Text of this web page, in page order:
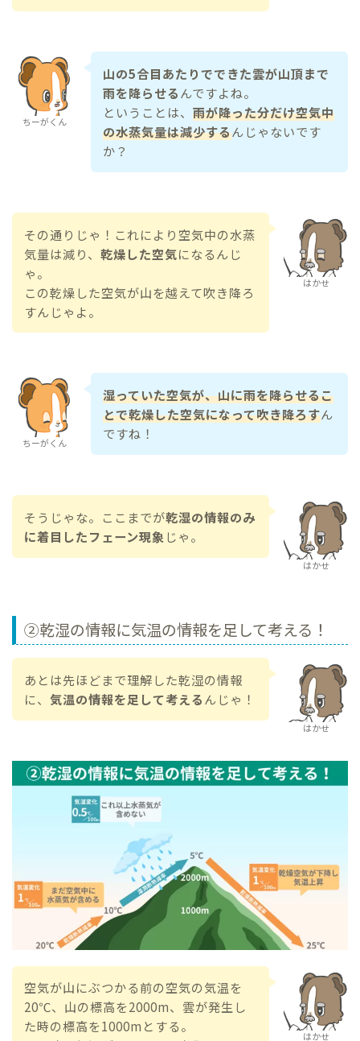
ちーがくん
山の5合目あたりでできた雲が山頂まで
雨を降らせるんですよね。
ということは、 雨が降った分だけ空気中
の水蒸気量は減少するんじゃないです
か？
はかせ
その通りじゃ！これにより空気中の水蒸
気量は減り、 乾燥した空気になるんじ
ゃ。
この乾燥した空気が山を越えて吹き降ろ
すんじゃよ。
ちーがくん
湿っていた空気が、山に雨を降らせるこ
とで乾燥した空気になって吹き降ろすん
ですね！
はかせ
そうじゃな。ここまでが乾湿の情報のみ
に着目したフェーン現象 じゃ。
②乾湿の情報に気温の情報を足して考える！
はかせ
あとは先ほどまで理解した乾湿の情報
に、 気温の情報を足して考えるんじゃ！
はかせ
空気が山にぶつかる前の空気の気温を
20℃、山の標高を2000m、雲が発生し
た時の標高を1000mとする。